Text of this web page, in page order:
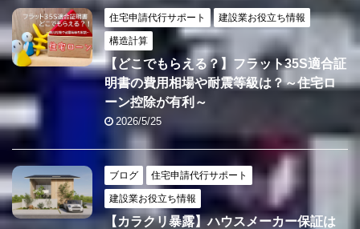
住宅申請代行サポート 建設業お役立ち情報
構造計算
【どこでもらえる？】フラット35S適合証
明書の費用相場や耐震等級は？～住宅ロ
ーン控除が有利～
2026/5/25
ブログ 住宅申請代行サポート
建設業お役立ち情報
【カラクリ暴露】ハウスメーカー保証は